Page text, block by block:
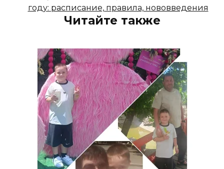
году: расписание, правила, нововведения
Читайте также